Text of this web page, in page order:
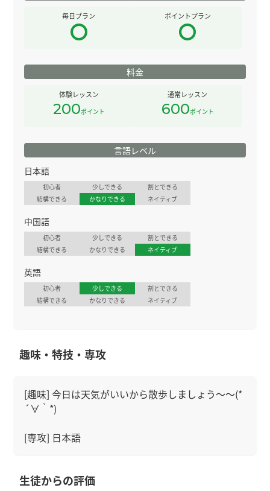
毎日プラン ポイントプラン
料金
体験レッスン
200ポイント
通常レッスン
600ポイント
言語レベル
日本語
初心者 少しできる
割とできる
結構できる
かなりできる ネイティブ
中国語
初心者 少しできる
割とできる
結構できる
かなりできる ネイティブ
英語
初心者 少しできる
割とできる
結構できる
かなりできる ネイティブ
趣味・特技・専攻
[趣味] 今日は天気がいいから散歩しましょう～～(*
´∀｀*)
[専攻] 日本語
生徒からの評価